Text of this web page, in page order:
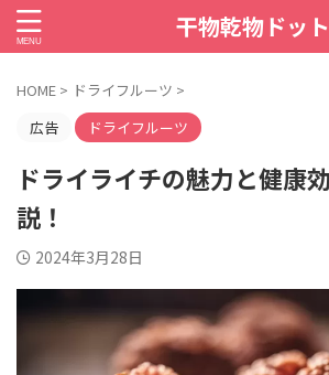
干物乾物ドッ
HOME > ドライフルーツ >
広告
ドライフルーツ
ドライライチの魅力と健康
説！
2024年3月28日